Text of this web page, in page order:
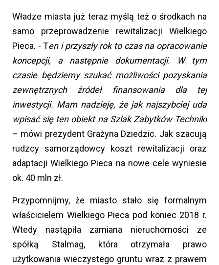
Władze miasta już teraz myślą też o środkach na
samo przeprowadzenie rewitalizacji Wielkiego
Pieca. - Ten i przyszły rok to czas na opracowanie
koncepcji, a następnie dokumentacji. W tym
czasie będziemy szukać możliwości pozyskania
zewnętrznych źródeł finansowania dla tej
inwestycji. Mam nadzieję, że jak najszybciej uda
wpisać się ten obiekt na Szlak Zabytków Techniki
– mówi prezydent Grażyna Dziedzic. Jak szacują
rudzcy samorządowcy koszt rewitalizacji oraz
adaptacji Wielkiego Pieca na nowe cele wyniesie
ok. 40 mln zł.
Przypomnijmy, że miasto stało się formalnym
właścicielem Wielkiego Pieca pod koniec 2018 r.
Wtedy nastąpiła zamiana nieruchomości ze
spółką Stalmag, która otrzymała prawo
użytkowania wieczystego gruntu wraz z prawem